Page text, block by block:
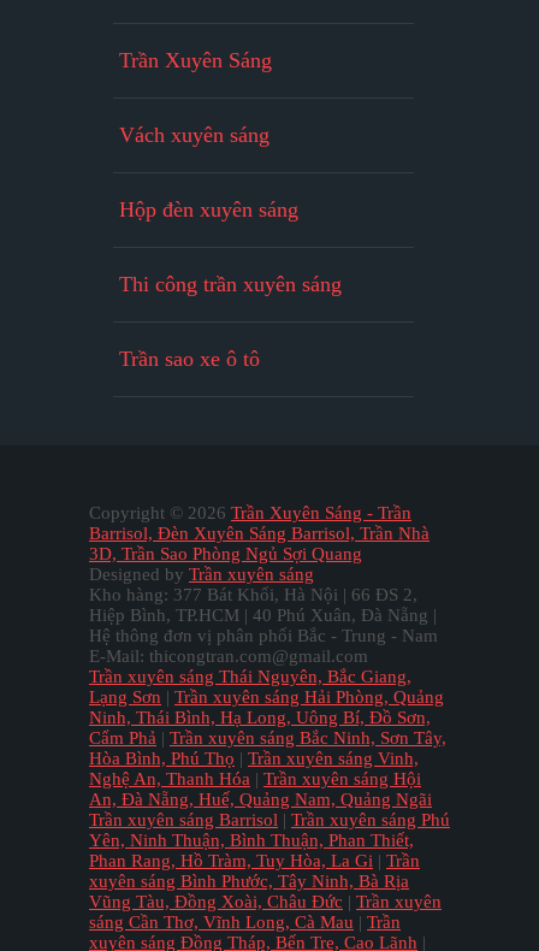
Trần Xuyên Sáng
Vách xuyên sáng
Hộp đèn xuyên sáng
Thi công trần xuyên sáng
Trần sao xe ô tô
Copyright © 2026 Trần Xuyên Sáng - Trần
Barrisol, Đèn Xuyên Sáng Barrisol, Trần Nhà
3D, Trần Sao Phòng Ngủ Sợi Quang
Designed by Trần xuyên sáng
Kho hàng: 377 Bát Khối, Hà Nội | 66 ĐS 2,
Hiệp Bình, TP.HCM | 40 Phú Xuân, Đà Nẵng |
Hệ thông đơn vị phân phối Bắc - Trung - Nam
E-Mail: thicongtran.com@gmail.com
Trần xuyên sáng Thái Nguyên, Bắc Giang,
Lạng Sơn | Trần xuyên sáng Hải Phòng, Quảng
Ninh, Thái Bình, Hạ Long, Uông Bí, Đồ Sơn,
Cẩm Phả | Trần xuyên sáng Bắc Ninh, Sơn Tây,
Hòa Bình, Phú Thọ | Trần xuyên sáng Vinh,
Nghệ An, Thanh Hóa | Trần xuyên sáng Hội
An, Đà Nẵng, Huế, Quảng Nam, Quảng Ngãi
Trần xuyên sáng Barrisol | Trần xuyên sáng Phú
Yên, Ninh Thuận, Bình Thuận, Phan Thiết,
Phan Rang, Hồ Tràm, Tuy Hòa, La Gi | Trần
xuyên sáng Bình Phước, Tây Ninh, Bà Rịa
Vũng Tàu, Đồng Xoài, Châu Đức | Trần xuyên
sáng Cần Thơ, Vĩnh Long, Cà Mau | Trần
xuyên sáng Đồng Tháp, Bến Tre, Cao Lãnh |